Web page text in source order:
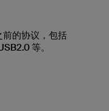
的协议，包括
等。